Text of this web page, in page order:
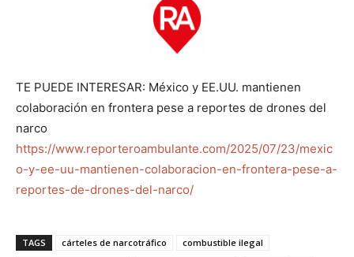
TE PUEDE INTERESAR: México y EE.UU. mantienen
colaboración en frontera pese a reportes de drones del
narco
https://www.reporteroambulante.com/2025/07/23/mexic
o-y-ee-uu-mantienen-colaboracion-en-frontera-pese-a-
reportes-de-drones-del-narco/
TAGS cárteles de narcotráfico
combustible ilegal